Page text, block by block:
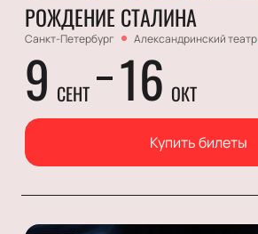
РОЖДЕНИЕ СТАЛИНА
Санкт-Петербург Александринский театр
9 СЕНТ 16 ОКТ
Купить билеты